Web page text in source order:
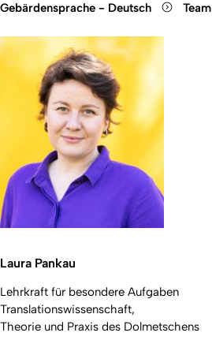
Gebärdensprache - Deutsch
Team
Laura Pankau
Lehrkraft für besondere Aufgaben
Translationswissenschaft,
Theorie und Praxis des Dolmetschens